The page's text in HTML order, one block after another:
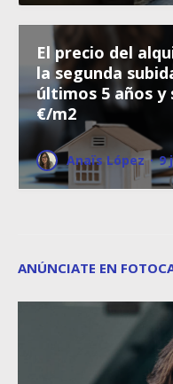
El precio del
la segunda
últimos 5 años y
€/m2
Anaïs López · 9
ANÚNCIATE EN